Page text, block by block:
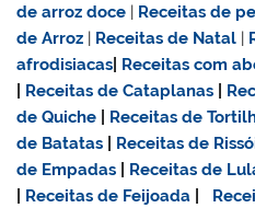
dearroz doce | Receitas de
de Arroz | Receitas de Natal |
afrodisiacas Receitas com
Receitas de Cataplanas
de Quiche
Receitas de
de Batatas
Receitas de
de Empadas
Receitas de
Receitas de Feijoada